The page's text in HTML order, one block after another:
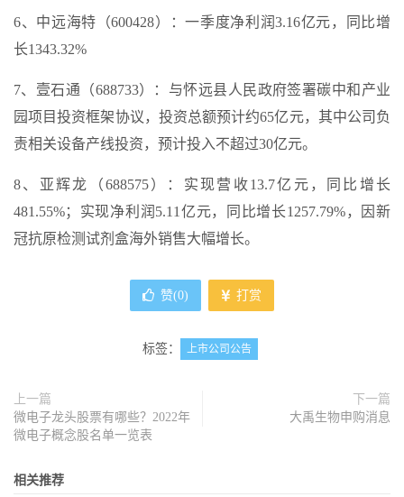
6、中远海特（600428）：一季度净利润3.16亿元，同比增
长1343.32%
7、壹石通（688733）：与怀远县人民政府签署碳中和产业
园项目投资框架协议，投资总额预计约65亿元，其中公司负
责相关设备产线投资，预计投入不超过30亿元。
8、亚辉龙（688575）：实现营收13.7亿元，同比增长
481.55%；实现净利润5.11亿元，同比增长1257.79%，因新
冠抗原检测试剂盒海外销售大幅增长。
赞(0) 打赏
标签： 上市公司公告
上一篇
微电子龙头股票有哪些？2022年
微电子概念股名单一览表
下一篇
大禹生物申购消息
相关推荐